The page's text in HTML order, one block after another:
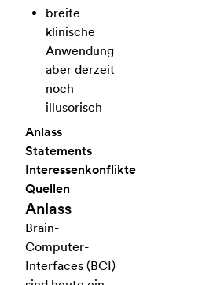
breite
klinische
Anwendung
aber derzeit
noch
illusorisch
Anlass
Statements
Interessenkonflikte
Quellen
Anlass
Brain-
Computer-
Interfaces (BCI)